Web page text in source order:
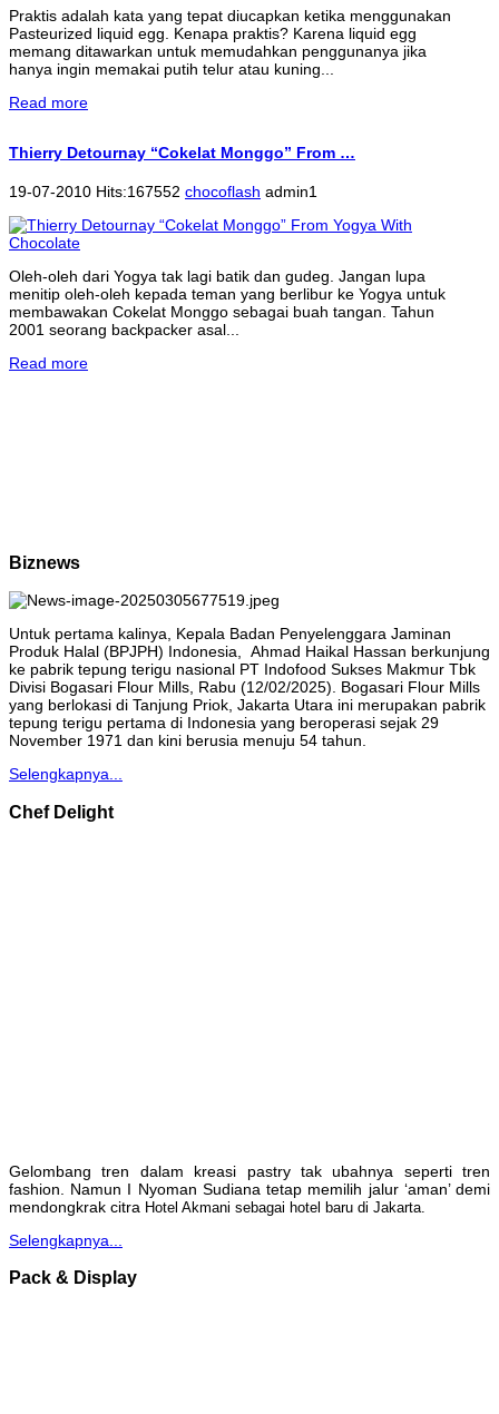
Praktis adalah kata yang tepat diucapkan ketika menggunakan
Pasteurized liquid egg. Kenapa praktis? Karena liquid egg
memang ditawarkan untuk memudahkan penggunanya jika
hanya ingin memakai putih telur atau kuning...
Read more
Thierry Detournay “Cokelat Monggo” From …
19-07-2010 Hits:167552 chocoflash admin1
Oleh-oleh dari Yogya tak lagi batik dan gudeg. Jangan lupa
menitip oleh-oleh kepada teman yang berlibur ke Yogya untuk
membawakan Cokelat Monggo sebagai buah tangan. Tahun
2001 seorang backpacker asal...
Read more
Biznews
Untuk pertama kalinya, Kepala Badan Penyelenggara Jaminan
Produk Halal (BPJPH) Indonesia, Ahmad Haikal Hassan berkunjung
ke pabrik tepung terigu nasional PT Indofood Sukses Makmur Tbk
Divisi Bogasari Flour Mills, Rabu (12/02/2025). Bogasari Flour Mills
yang berlokasi di Tanjung Priok, Jakarta Utara ini merupakan pabrik
tepung terigu pertama di Indonesia yang beroperasi sejak 29
November 1971 dan kini berusia menuju 54 tahun.
Selengkapnya...
Chef Delight
Gelombang tren dalam kreasi pastry tak ubahnya seperti tren
fashion. Namun I Nyoman Sudiana tetap memilih jalur ‘aman’ demi
mendongkrak citra Hotel Akmani sebagai hotel baru di Jakarta.
Selengkapnya...
Pack & Display